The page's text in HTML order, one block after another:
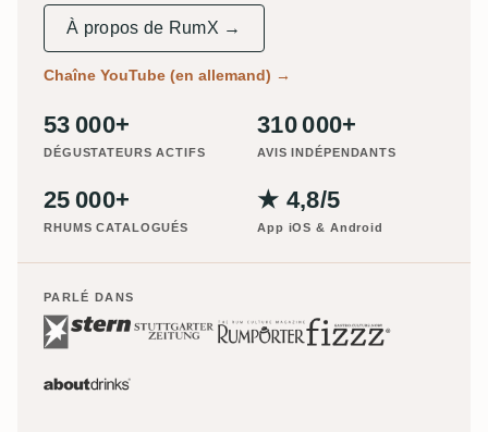
À propos de RumX →
Chaîne YouTube (en allemand) →
53 000+
DÉGUSTATEURS ACTIFS
310 000+
AVIS INDÉPENDANTS
25 000+
RHUMS CATALOGUÉS
★ 4,8/5
App iOS & Android
PARLÉ DANS